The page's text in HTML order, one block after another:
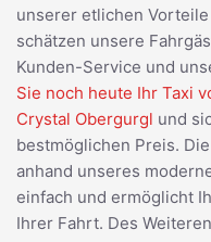
unserer etlichen
schätzen unsere
Kunden-Service und
Sie noch heute Ihr Taxi
Crystal Obergurgl und
bestmöglichen Preis.
anhand unseres
einfach und ermöglicht
Ihrer Fahrt. Des